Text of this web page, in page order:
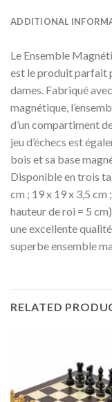
ADDITIONAL
Le Ensemble
est le produit parfait
dames. Fabriqué
magnétique,
d’un compartiment
jeu d’échecs est
bois et sa base
Disponible en trois
cm ; 19 x 19 x 3,5 cm
hauteur de roi = 5
une excellente
superbe ensemble
RELATED